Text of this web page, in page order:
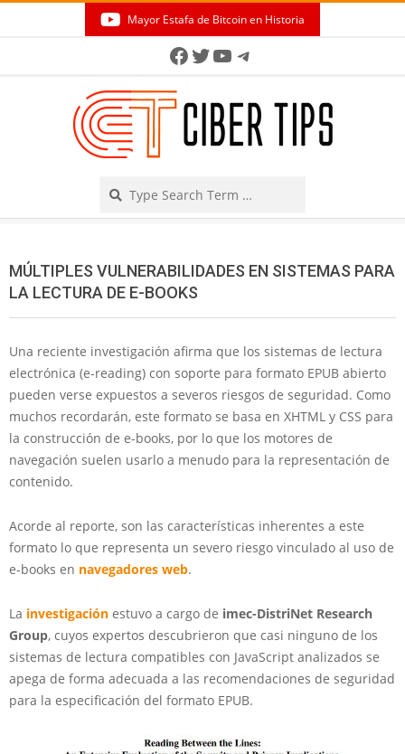
Mayor Estafa de Bitcoin en Historia
Facebook
Twitter
YouTube
Telegram
MÚLTIPLES VULNERABILIDADES EN SISTEMAS PARA
LA LECTURA DE E-BOOKS
Una reciente investigación afirma que los sistemas de lectura
electrónica (e-reading) con soporte para formato EPUB abierto
pueden verse expuestos a severos riesgos de seguridad. Como
muchos recordarán, este formato se basa en XHTML y CSS para
la construcción de e-books, por lo que los motores de
navegación suelen usarlo a menudo para la representación de
contenido.
Acorde al reporte, son las características inherentes a este
formato lo que representa un severo riesgo vinculado al uso de
e-books en navegadores web.
La investigación estuvo a cargo de imec-DistriNet Research
Group, cuyos expertos descubrieron que casi ninguno de los
sistemas de lectura compatibles con JavaScript analizados se
apega de forma adecuada a las recomendaciones de seguridad
para la especificación del formato EPUB.